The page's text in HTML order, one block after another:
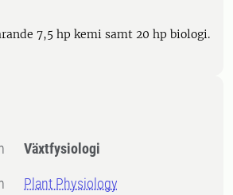
7,5 hp kemi samt 20 hp biologi.
Växtfysiologi
Plant Physiology